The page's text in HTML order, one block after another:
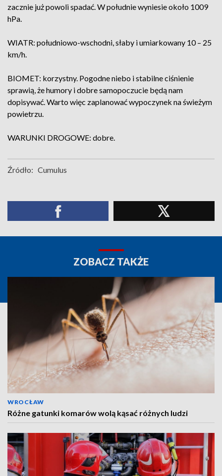
zacznie już powoli spadać. W południe wyniesie około 1009
hPa.
WIATR: południowo-wschodni, słaby i umiarkowany 10 – 25
km/h.
BIOMET: korzystny. Pogodne niebo i stabilne ciśnienie
sprawią, że humory i dobre samopoczucie będą nam
dopisywać. Warto więc zaplanować wypoczynek na świeżym
powietrzu.
WARUNKI DROGOWE: dobre.
Źródło: Cumulus
ZOBACZ TAKŻE
WROCŁAW
Różne gatunki komarów wolą kąsać różnych ludzi